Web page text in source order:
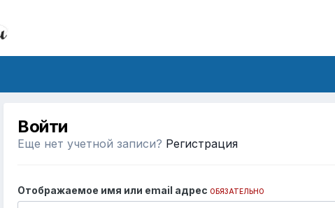
Войти
Еще нет учетной записи? Регистрация
Отображаемое имя или email адрес ОБЯЗАТЕЛЬНО